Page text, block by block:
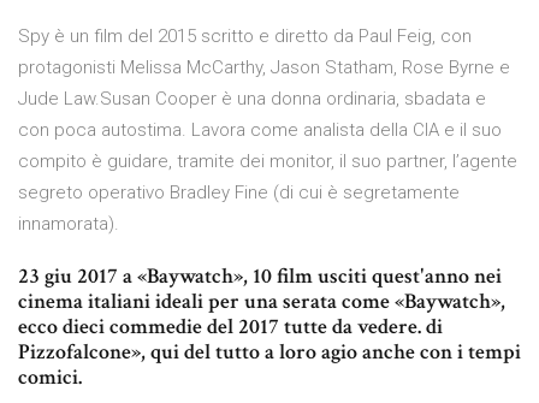
Spy è un film del 2015 scritto e diretto da Paul Feig, con
protagonisti Melissa McCarthy, Jason Statham, Rose Byrne e
Jude Law.Susan Cooper è una donna ordinaria, sbadata e
con poca autostima. Lavora come analista della CIA e il suo
compito è guidare, tramite dei monitor, il suo partner, l’agente
segreto operativo Bradley Fine (di cui è segretamente
innamorata).
23 giu 2017 a «Baywatch», 10 film usciti quest'anno nei
cinema italiani ideali per una serata come «Baywatch»,
ecco dieci commedie del 2017 tutte da vedere. di
Pizzofalcone», qui del tutto a loro agio anche con i tempi
comici.